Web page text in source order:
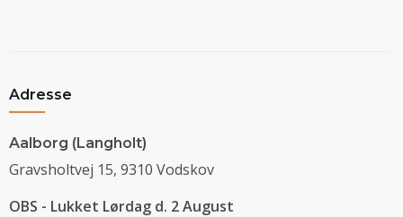
Adresse
Aalborg (Langholt)
Gravsholtvej 15, 9310 Vodskov
OBS - Lukket Lørdag d. 2 August